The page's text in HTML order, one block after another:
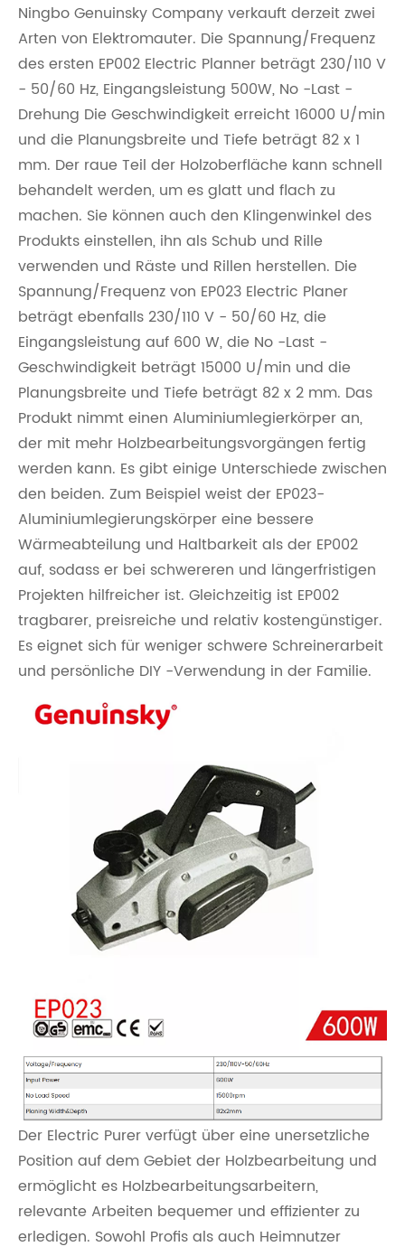
Ningbo Genuinsky Company verkauft derzeit zwei
Arten von Elektromauter. Die Spannung/Frequenz
des ersten EP002 Electric Planner beträgt 230/110 V
- 50/60 Hz, Eingangsleistung 500W, No -Last -
Drehung Die Geschwindigkeit erreicht 16000 U/min
und die Planungsbreite und Tiefe beträgt 82 x 1
mm. Der raue Teil der Holzoberfläche kann schnell
behandelt werden, um es glatt und flach zu
machen. Sie können auch den Klingenwinkel des
Produkts einstellen, ihn als Schub und Rille
verwenden und Räste und Rillen herstellen. Die
Spannung/Frequenz von EP023 Electric Planer
beträgt ebenfalls 230/110 V - 50/60 Hz, die
Eingangsleistung auf 600 W, die No -Last -
Geschwindigkeit beträgt 15000 U/min und die
Planungsbreite und Tiefe beträgt 82 x 2 mm. Das
Produkt nimmt einen Aluminiumlegierkörper an,
der mit mehr Holzbearbeitungsvorgängen fertig
werden kann. Es gibt einige Unterschiede zwischen
den beiden. Zum Beispiel weist der EP023-
Aluminiumlegierungskörper eine bessere
Wärmeabteilung und Haltbarkeit als der EP002
auf, sodass er bei schwereren und längerfristigen
Projekten hilfreicher ist. Gleichzeitig ist EP002
tragbarer, preisreiche und relativ kostengünstiger.
Es eignet sich für weniger schwere Schreinerarbeit
und persönliche DIY -Verwendung in der Familie.
Der Electric Purer verfügt über eine unersetzliche
Position auf dem Gebiet der Holzbearbeitung und
ermöglicht es Holzbearbeitungsarbeitern,
relevante Arbeiten bequemer und effizienter zu
erledigen. Sowohl Profis als auch Heimnutzer